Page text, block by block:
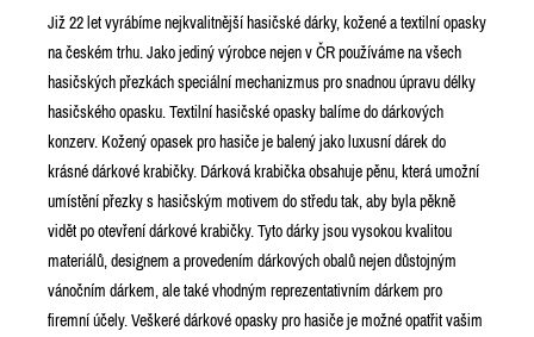
Již 22 let vyrábíme nejkvalitnější hasičské dárky, kožené a textilní opasky
na českém trhu. Jako jediný výrobce nejen v ČR používáme na všech
hasičských přezkách speciální mechanizmus pro snadnou úpravu délky
hasičského opasku. Textilní hasičské opasky balíme do dárkových
konzerv. Kožený opasek pro hasiče je balený jako luxusní dárek do
krásné dárkové krabičky. Dárková krabička obsahuje pěnu, která umožní
umístění přezky s hasičským motivem do středu tak, aby byla pěkně
vidět po otevření dárkové krabičky. Tyto dárky jsou vysokou kvalitou
materiálů, designem a provedením dárkových obalů nejen důstojným
vánočním dárkem, ale také vhodným reprezentativním dárkem pro
firemní účely. Veškeré dárkové opasky pro hasiče je možné opatřit vašim